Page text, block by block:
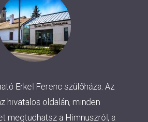
Erkel Ferenc szülőháza. Az
hivatalos oldalán, minden
megtudhatsz a Himnuszról, a